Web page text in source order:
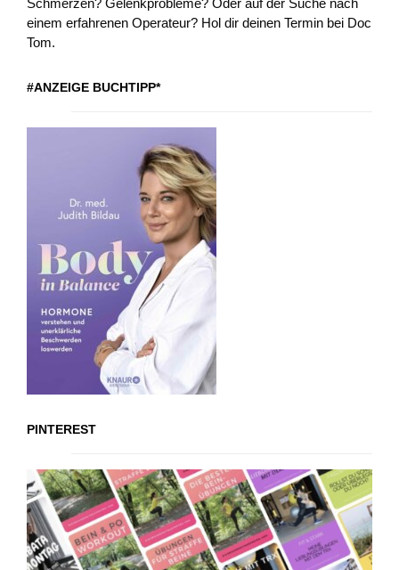
Schmerzen? Gelenkprobleme? Oder auf der Suche nach
einem erfahrenen Operateur? Hol dir deinen Termin bei Doc
Tom.
#ANZEIGE BUCHTIPP*
PINTEREST